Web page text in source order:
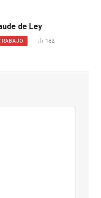
de Ley
182